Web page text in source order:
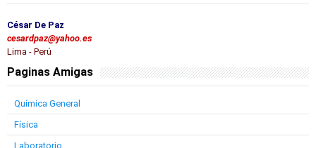
César De Paz
cesardpaz@yahoo.es
Lima - Perú
Paginas Amigas
Química General
Física
Laboratorio